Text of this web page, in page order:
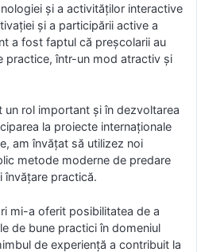
și a activităților interactive
și a participării active a
a fost faptul că preșcolarii au
practice, într-un mod atractiv și
un rol important și în dezvoltarea
la proiecte internaționale
am învățat să utilizez noi
metode moderne de predare
învățare practică.
mi-a oferit posibilitatea de a
de bune practici în domeniul
de experiență a contribuit la